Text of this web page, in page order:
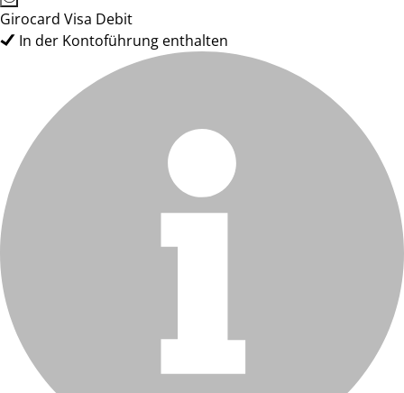
Girocard Visa Debit
In der Kontoführung enthalten